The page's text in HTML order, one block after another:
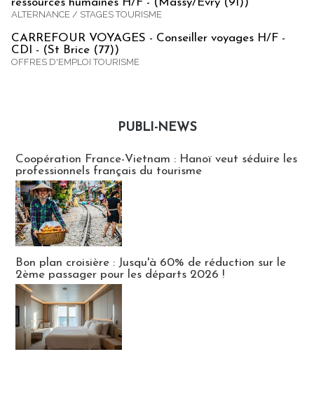
ressources humaines H/F - (Massy/Evry (91))
ALTERNANCE / STAGES TOURISME
CARREFOUR VOYAGES - Conseiller voyages H/F -
CDI - (St Brice (77))
OFFRES D'EMPLOI TOURISME
PUBLI-NEWS
Coopération France-Vietnam : Hanoï veut séduire les
professionnels français du tourisme
Bon plan croisière : Jusqu'à 60% de réduction sur le
2ème passager pour les départs 2026 !